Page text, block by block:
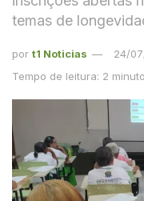
temas de
por t1 Noticias
24/
Tempo de leitura: 2